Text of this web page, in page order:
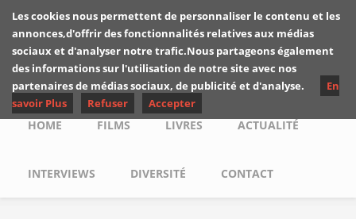
Skip to main content
Les critiques de
Yuyine
Main menu
HOME FILMS LIVRES ACTUALITÉ
INTERVIEWS DIVERSITÉ CONTACT
Les cookies nous permettent de personnaliser le contenu et les
annonces,d'offrir des fonctionnalités relatives aux médias
sociaux et d'analyser notre trafic.Nous partageons également
des informations sur l'utilisation de notre site avec nos
partenaires de médias sociaux, de publicité et d'analyse.
En
savoir Plus
Refuser Accepter